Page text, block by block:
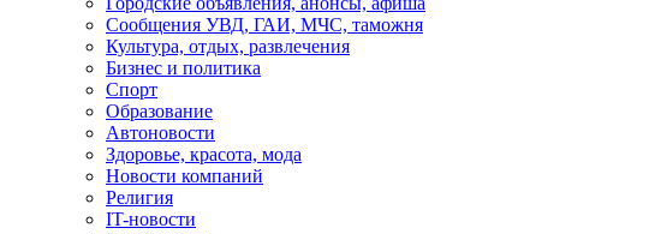
Сообщения УВД, ГАИ, МЧС, таможня
Культура, отдых, развлечения
Бизнес и политика
Спорт
Образование
Автоновости
Здоровье, красота, мода
Новости компаний
Религия
IT-новости